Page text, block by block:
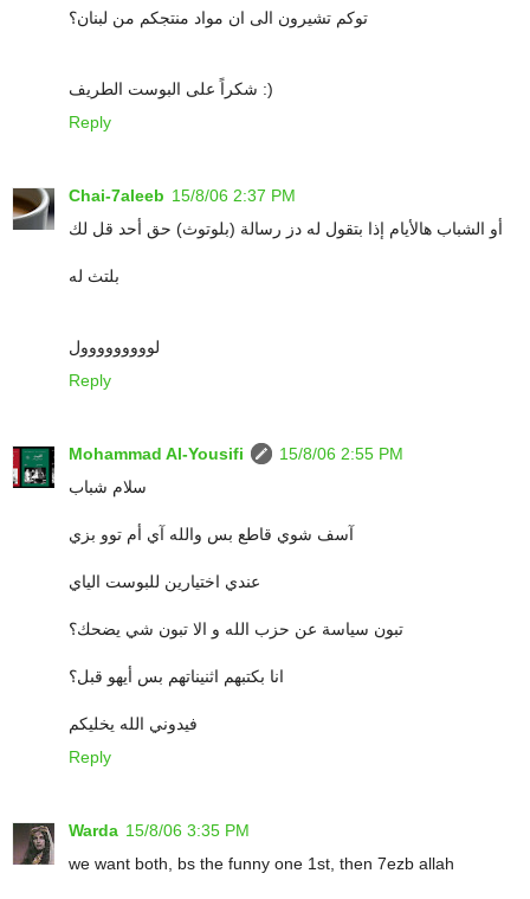
توكم تشيرون الى ان مواد منتجكم من لبنان؟
شكراً على البوست الطريف :)
Reply
Chai-7aleeb 15/8/06 2:37 PM
أو الشباب هالأيام إذا بتقول له دز رسالة (بلوتوث) حق أحد قل لك
بلتث له
لووووووووول
Reply
Mohammad Al-Yousifi
15/8/06 2:55 PM
سلام شباب
آسف شوي قاطع بس والله آي أم توو بزي
عندي اختيارين للبوست الياي
تبون سياسة عن حزب الله و الا تبون شي يضحك؟
انا بكتبهم اثنيناتهم بس أيهو قبل؟
فيدوني الله يخليكم
Reply
Warda 15/8/06 3:35 PM
we want both, bs the funny one 1st, then 7ezb allah